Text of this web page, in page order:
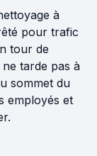
à
pour trafic
tour de
tarde pas à
sommet du
employés et